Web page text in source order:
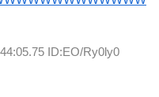
ID:EO/Ry0ly0